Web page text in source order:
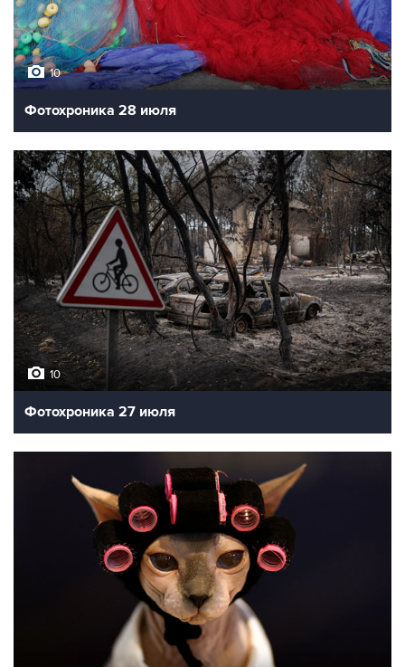
10
Фотохроника 28 июля
10
Фотохроника 27 июля